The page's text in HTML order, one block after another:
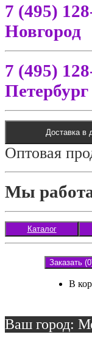
7 (495)
Новгород
7 (495)
Петербург
Доставка в
Оптовая
Мы
Каталог
Заказать
В
Ваш город: